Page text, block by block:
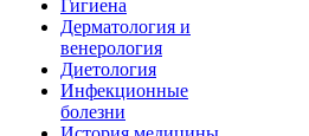
Гигиена
Дерматология и
венерология
Диетология
Инфекционные
болезни